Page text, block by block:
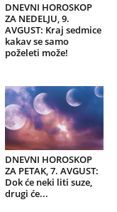
DNEVNI HOROSKOP
ZA NEDELJU, 9.
AVGUST: Kraj sedmice
kakav se samo
poželeti može!
DNEVNI HOROSKOP
ZA PETAK, 7. AVGUST:
Dok će neki liti suze,
drugi će...